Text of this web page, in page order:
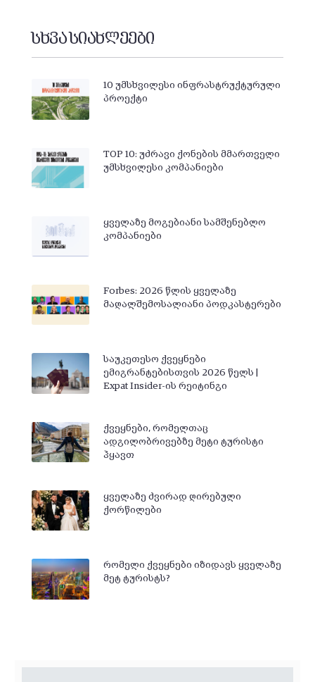
სხვა სიახლეები
10 უმსხვილესი ინფრასტრუქტურული
პროექტი
TOP 10: უძრავი ქონების მმართველი
უმსხვილესი კომპანიები
ყველაზე მოგებიანი სამშენებლო
კომპანიები
Forbes: 2026 წლის ყველაზე
მაღალშემოსალიანი პოდკასტერები
საუკეთესო ქვეყნები
ემიგრანტებისთვის 2026 წელს |
Expat Insider-ის რეიტინგი
ქვეყნები, რომელთაც
ადგილობრივებზე მეტი ტურისტი
ჰყავთ
ყველაზე ძვირად ღირებული
ქორწილები
რომელი ქვეყნები იზიდავს ყველაზე
მეტ ტურისტს?